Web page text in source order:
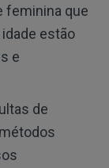
feminina que
estão
e
de